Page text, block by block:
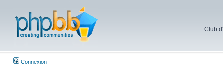
Club
Connexion